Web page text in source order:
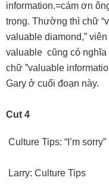
information.=cám ơn
trọng. Thường thì chữ
valuable diamond,”
valuable cũng có nghĩa
chữ ”valuable
Gary ở cuối đoạn này.
Cut 4
Culture Tips: “I’m sorry”
Larry: Culture Tips